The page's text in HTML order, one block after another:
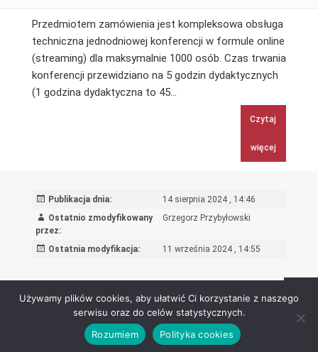
Przedmiotem zamówienia jest kompleksowa obsługa
techniczna jednodniowej konferencji w formule online
(streaming) dla maksymalnie 1000 osób. Czas trwania
konferencji przewidziano na 5 godzin dydaktycznych
(1 godzina dydaktyczna to 45…
Czytaj
więcej
formule
studiu
Publikacja dnia:
14 sierpnia 2024 , 14:46
Ostatnio zmodyfikowany
przez:
Grzegorz Przybyłowski
Ostatnia modyfikacja: 11 września 2024 , 14:55
Stronicowanie
wpisów
STRONA1
Ośrodek Rozwoju Edukacji - Biuletyn Informacji Publicznej 2026
Używamy plików cookies, aby ułatwić Ci korzystanie z naszego
serwisu oraz do celów statystycznych.
Rozumiem
Polityka cookies